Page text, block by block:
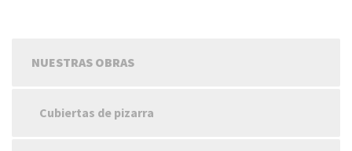
NUESTRAS OBRAS
Cubiertas de pizarra